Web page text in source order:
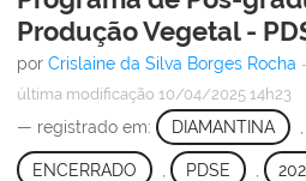
Produção Vegetal -
por Crislaine da Silva Borges Rocha
última modificação 10/04/2025 14h23
— registrado em: DIAMANTINA
ENCERRADO PDSE